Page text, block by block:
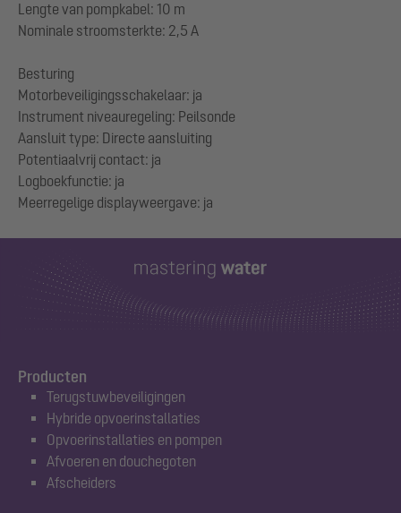
Lengte van pompkabel: 10 m
Nominale stroomsterkte: 2,5 A
Besturing
Motorbeveiligingsschakelaar: ja
Instrument niveauregeling: Peilsonde
Aansluit type: Directe aansluiting
Potentiaalvrij contact: ja
Logboekfunctie: ja
Producten
Terugstuwbeveiligingen
Hybride opvoerinstallaties
Opvoerinstallaties en pompen
Afvoeren en douchegoten
Afscheiders